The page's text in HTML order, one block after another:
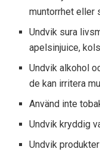
muntorrhet eller
Undvik sura
apelsinjuice,
Undvik alkohol
de kan irritera
Använd inte
Undvik kryddig
Undvik